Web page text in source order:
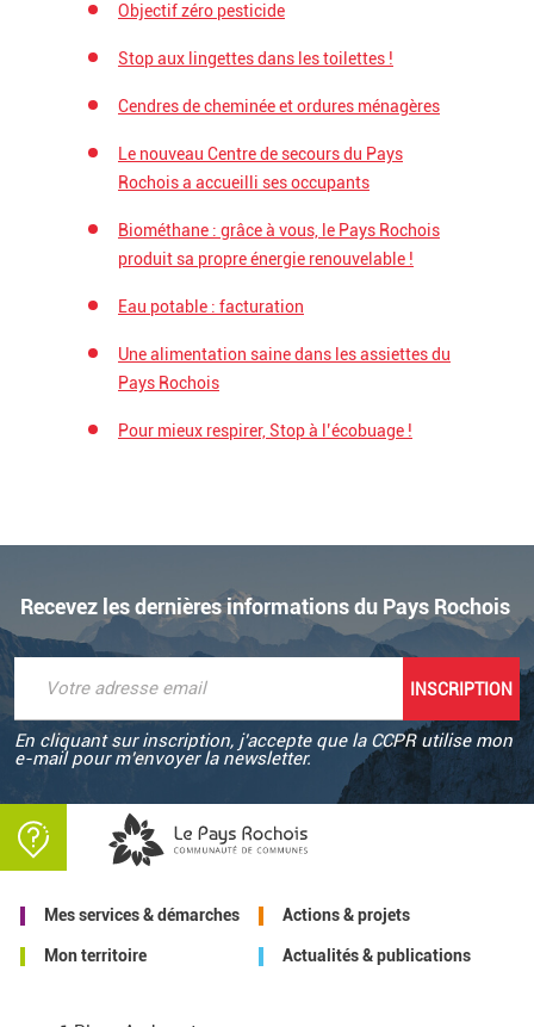
Objectif zéro pesticide
Stop aux lingettes dans les toilettes !
Cendres de cheminée et ordures ménagères
Le nouveau Centre de secours du Pays
Rochois a accueilli ses occupants
Biométhane : grâce à vous, le Pays Rochois
produit sa propre énergie renouvelable !
Eau potable : facturation
Une alimentation saine dans les assiettes du
Pays Rochois
Pour mieux respirer, Stop à l’écobuage !
Recevez les dernières informations du Pays Rochois
En cliquant sur inscription, j'accepte que la CCPR utilise mon
e-mail pour m'envoyer la newsletter.
Mes services & démarches Actions & projets
Mon territoire Actualités & publications